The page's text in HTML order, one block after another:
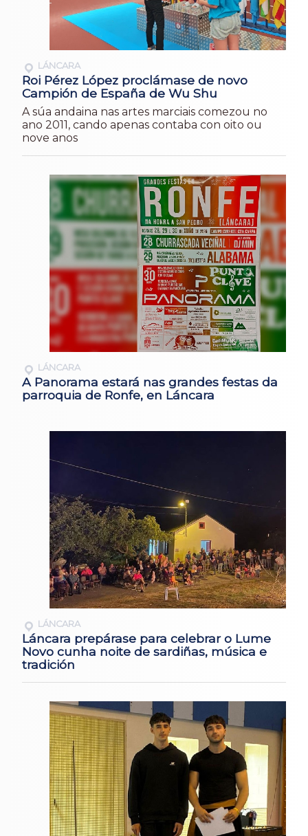
LÁNCARA
Roi Pérez López proclámase de novo
Campión de España de Wu Shu
A súa andaina nas artes marciais comezou no
ano 2011, cando apenas contaba con oito ou
nove anos
LÁNCARA
A Panorama estará nas grandes festas da
parroquia de Ronfe, en Láncara
LÁNCARA
Láncara prepárase para celebrar o Lume
Novo cunha noite de sardiñas, música e
tradición